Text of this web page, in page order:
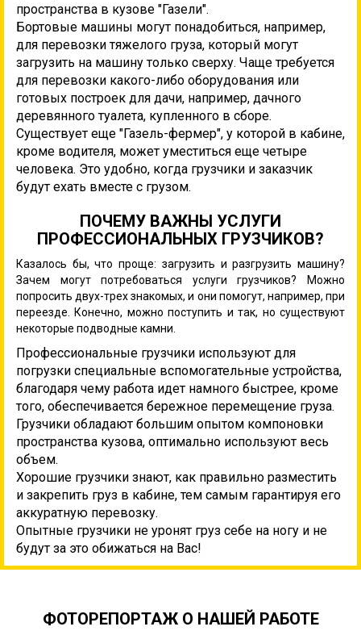
пространства в кузове "Газели".
Бортовые машины могут понадобиться, например,
для перевозки тяжелого груза, который могут
загрузить на машину только сверху. Чаще требуется
для перевозки какого-либо оборудования или
готовых построек для дачи, например, дачного
деревянного туалета, купленного в сборе.
Существует еще "Газель-фермер", у которой в кабине,
кроме водителя, может уместиться еще четыре
человека. Это удобно, когда грузчики и заказчик
будут ехать вместе с грузом.
ПОЧЕМУ ВАЖНЫ УСЛУГИ
ПРОФЕССИОНАЛЬНЫХ ГРУЗЧИКОВ?
Казалось бы, что проще: загрузить и разгрузить машину?
Зачем могут потребоваться услуги грузчиков? Можно
попросить двух-трех знакомых, и они помогут, например, при
переезде. Конечно, можно поступить и так, но существуют
некоторые подводные камни.
Профессиональные грузчики используют для
погрузки специальные вспомогательные устройства,
благодаря чему работа идет намного быстрее, кроме
того, обеспечивается бережное перемещение груза.
Грузчики обладают большим опытом компоновки
пространства кузова, оптимально используют весь
объем.
Хорошие грузчики знают, как правильно разместить
и закрепить груз в кабине, тем самым гарантируя его
аккуратную перевозку.
Опытные грузчики не уронят груз себе на ногу и не
будут за это обижаться на Вас!
ФОТОРЕПОРТАЖ О НАШЕЙ РАБОТЕ